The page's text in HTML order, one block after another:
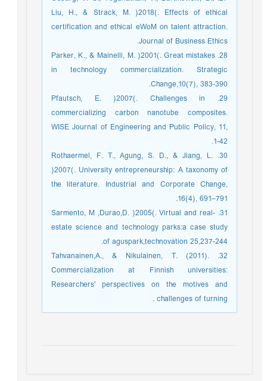
Liu, H., & Strack, M. )2018(. Effects of ethical
certification and ethical eWoM on talent attraction.
Journal of Business Ethics.
28. Parker, K., & Mainelli, M. )2001(. Great mistakes
in technology commercialization. Strategic
Change,10(7), 383-390.
29. Pfautsch, E. )2007(. Challenges in
commercializing carbon nanotube composites.
WISE Journal of Engineering and Public Policy, 11,
1-42.
30. Rothaermel, F. T., Agung, S. D., & Jiang, L.
)2007(. University entrepreneurship: A taxonomy of
the literature. Industrial and Corporate Change,
16(4), 691–791.
31. Sarmento, M ,Durao,D. )2005(. Virtual and real-
estate science and technology parks:a case study
of aguspark,technovation 25,237-244.
32. Tahvanainen,A., & Nikulainen, T. (2011).
Commercialization at Finnish universities:
Researchers' perspectives on the motives and
challenges of turning .